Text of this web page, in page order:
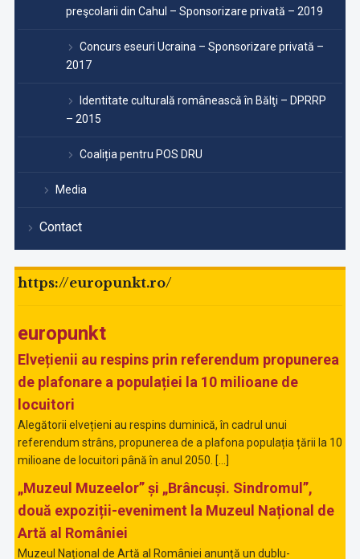
preşcolarii din Cahul – Sponsorizare privată – 2019
Concurs eseuri Ucraina – Sponsorizare privată –
2017
Identitate culturală românească în Bălţi – DPRRP
– 2015
Coaliția pentru POS DRU
Media
Contact
https://europunkt.ro/
europunkt
Elvețienii au respins prin referendum propunerea
de plafonare a populației la 10 milioane de
locuitori
Alegătorii elvețieni au respins duminică, în cadrul unui
referendum strâns, propunerea de a plafona populația țării la 10
milioane de locuitori până în anul 2050. […]
„Muzeul Muzeelor” și „Brâncuși. Sindromul”,
două expoziții-eveniment la Muzeul Național de
Artă al României
Muzeul Național de Artă al României anunță un dublu-